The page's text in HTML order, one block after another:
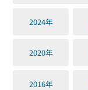
2024年
2020年
2016年